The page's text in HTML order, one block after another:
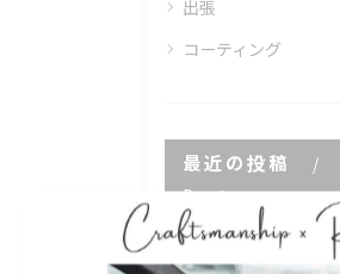
出張
コーティング
最近の投稿
Posts